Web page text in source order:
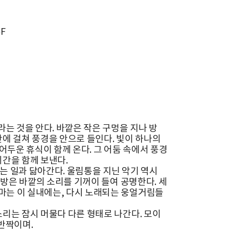
것을 안다. 바깥은 작은 구멍을 지나 방
걸쳐 풍경을 안으로 들인다. 빛이 하나의
두운 휴식이 함께 온다. 그 어둠 속에서 풍경
을 함께 보낸다.
일과 닮아간다. 울림통을 지닌 악기 역시
바깥의 소리를 기꺼이 들여 공명한다. 세
는 이 실내에는, 다시 노래되는 웅얼거림들
는 잠시 머물다 다른 형태로 나간다. 모이
짝이며.